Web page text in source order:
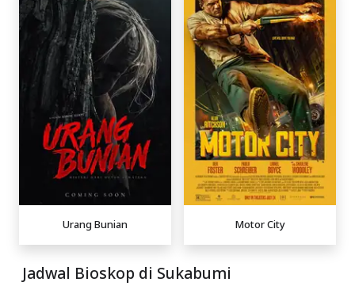
Urang Bunian Motor City
Jadwal Bioskop di Sukabumi